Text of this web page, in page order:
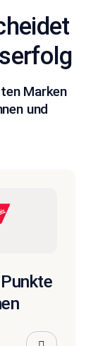
Marken
und